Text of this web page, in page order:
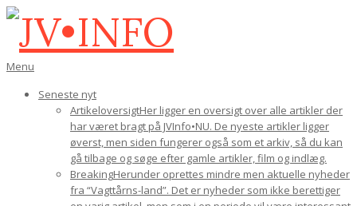
Gå
indhold
JV•INFO
Den
navigations-
Menu
Seneste nyt
ArtikeloversigtHer ligger en oversigt over alle artikler der
har været bragt på JVInfo•NU. De nyeste artikler ligger
øverst, men siden fungerer også som et arkiv, så du kan
gå tilbage og søge efter gamle artikler, film og indlæg.
BreakingHerunder oprettes mindre men aktuelle nyheder
fra “Vagttårns-land”. Det er nyheder som ikke berettiger